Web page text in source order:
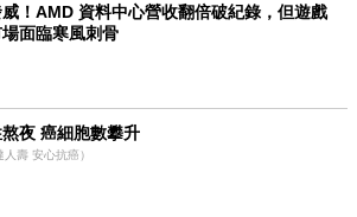
！AMD 資料中心營收翻倍破紀錄，但遊戲
面臨寒風刺骨
夜 癌細胞數攀升
人壽 安心抗癌）